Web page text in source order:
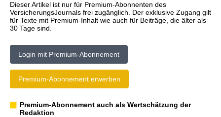
Dieser Artikel ist nur für Premium-Abonnenten des
VersicherungsJournals frei zugänglich. Der exklusive Zugang gilt
für Texte mit Premium-Inhalt wie auch für Beiträge, die älter als
30 Tage sind.
Login mit Premium-Abonnement
Premium-Abonnement erwerben
Premium-Abonnement auch als Wertschätzung der
Redaktion